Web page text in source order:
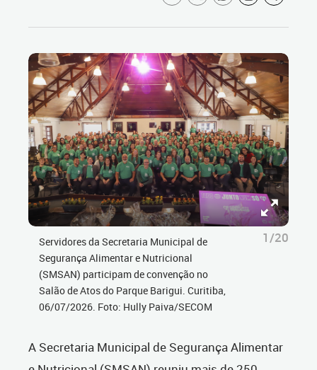
Servidores da Secretaria Municipal de
Segurança Alimentar e Nutricional
(SMSAN) participam de convenção no
Salão de Atos do Parque Barigui. Curitiba,
06/07/2026. Foto: Hully Paiva/SECOM
1/20
A Secretaria Municipal de Segurança Alimentar